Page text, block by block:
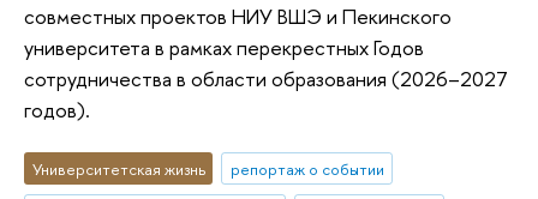
совместных проектов НИУ ВШЭ и Пекинского
университета в рамках перекрестных Годов
сотрудничества в области образования (2026–2027
годов).
Университетская жизнь
репортаж о событии